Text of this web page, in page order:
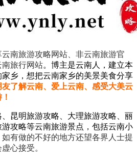
南旅游攻略网站、非云南旅游官
旅行网站。 博主是云南人，建立本
乡，想把云南家乡的美景美食分享
了解云南、爱上云南、感受大美云
昆明旅游攻略、大理旅游攻略、丽
攻略等云南旅游景点，包括云南小
如有做的不好的地方还望各界人士提
心接受。